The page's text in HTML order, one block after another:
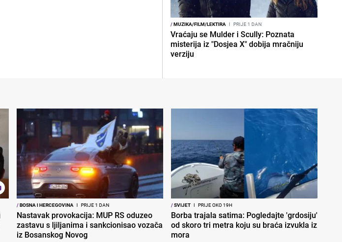
/MUZIKA/FILM/LEKTIRA I PRIJE 1 DAN
Vraćaju se Mulder i Scully: Poznata
misterija iz "Dosjea X" dobija mračniju
verziju
/BOSNA I HERCEGOVINA I PRIJE 1 DAN
Nastavak provokacija: MUP RS oduzeo
zastavu s ljiljanima i sankcionisao vozača
iz Bosanskog Novog
/SVIJET I PRIJE OKO 19H
Borba trajala satima: Pogledajte 'grdosiju'
od skoro tri metra koju su braća izvukla iz
mora